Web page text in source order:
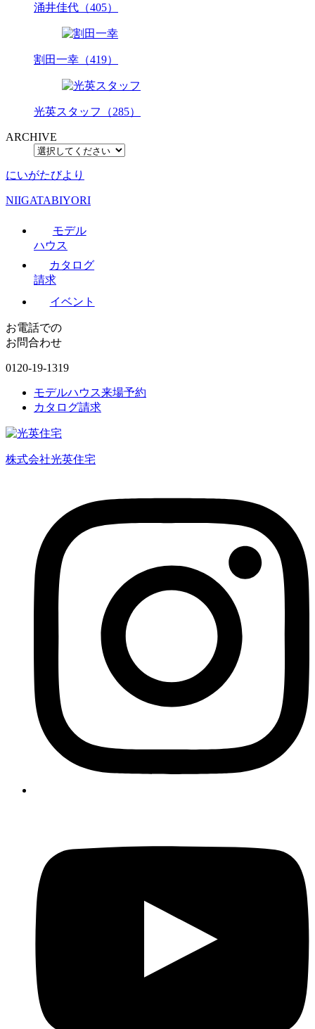
涌井佳代（405）
割田一幸（419）
光英スタッフ（285）
ARCHIVE
にいがたびより
NIIGATABIYORI
モデル
ハウス
カタログ
請求
イベント
お電話での
お問合わせ
0120-19-1319
モデルハウス来場予約
カタログ請求
株式会社光英住宅